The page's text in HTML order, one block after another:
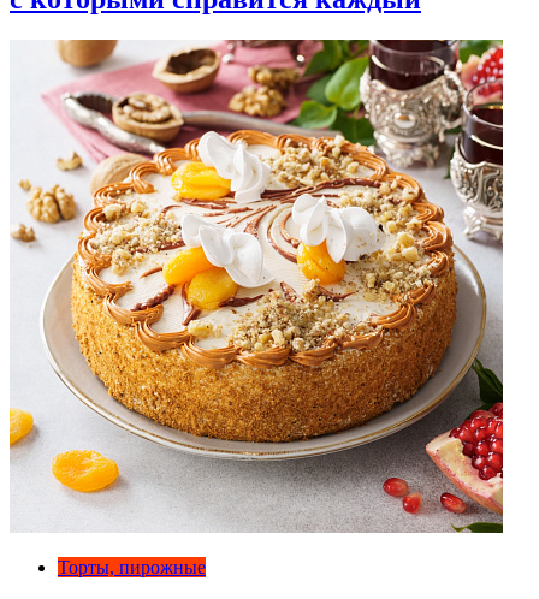
Торты, пирожные